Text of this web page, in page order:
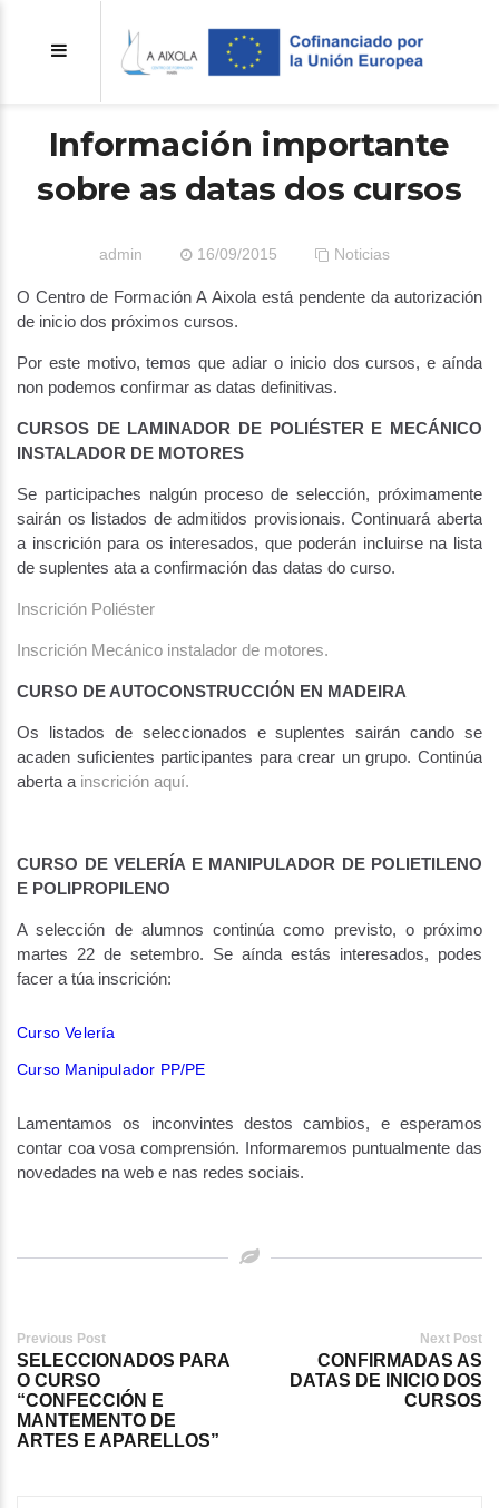
Información importante
sobre as datas dos cursos
admin 16/09/2015 Noticias
O Centro de Formación A Aixola está pendente da autorización
de inicio dos próximos cursos.
Por este motivo, temos que adiar o inicio dos cursos, e aínda
non podemos confirmar as datas definitivas.
CURSOS DE LAMINADOR DE POLIÉSTER E MECÁNICO
INSTALADOR DE MOTORES
Se participaches nalgún proceso de selección, próximamente
sairán os listados de admitidos provisionais. Continuará aberta
a inscrición para os interesados, que poderán incluirse na lista
de suplentes ata a confirmación das datas do curso.
Inscrición Poliéster
Inscrición Mecánico instalador de motores.
CURSO DE AUTOCONSTRUCCIÓN EN MADEIRA
Os listados de seleccionados e suplentes sairán cando se
acaden suficientes participantes para crear un grupo. Continúa
aberta a inscrición aquí.
CURSO DE VELERÍA E MANIPULADOR DE POLIETILENO
E POLIPROPILENO
A selección de alumnos continúa como previsto, o próximo
martes 22 de setembro. Se aínda estás interesados, podes
facer a túa inscrición:
Curso Velería
Curso Manipulador PP/PE
Lamentamos os inconvintes destos cambios, e esperamos
contar coa vosa comprensión. Informaremos puntualmente das
novedades na web e nas redes sociais.
Post
navigation
Previous Post
SELECCIONADOS PARA
O CURSO
“CONFECCIÓN E
MANTEMENTO DE
ARTES E APARELLOS”
Next Post
CONFIRMADAS AS
DATAS DE INICIO DOS
CURSOS